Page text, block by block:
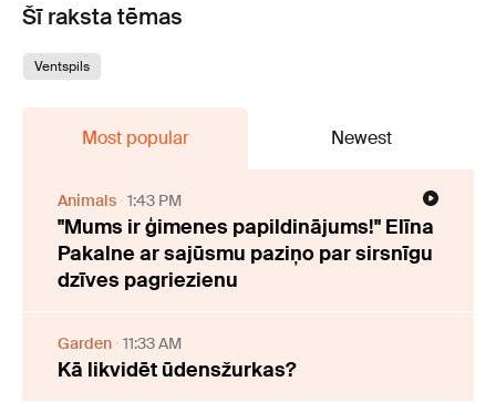
Šī raksta tēmas
Ventspils
Most popular Newest
Animals 1:43 PM
"Mums ir ģimenes papildinājums!" Elīna
Pakalne ar sajūsmu paziņo par sirsnīgu
dzīves pagriezienu
Garden 11:33 AM
Kā likvidēt ūdensžurkas?